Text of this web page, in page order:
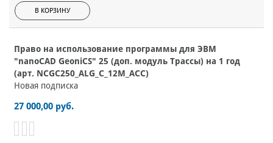
В КОРЗИНУ
Право на использование программы для ЭВМ
"nanoCAD GeoniCS" 25 (доп. модуль Трассы) на 1 год
(арт. NCGC250_ALG_C_12M_ACC)
Новая подписка
27 000,00 руб.